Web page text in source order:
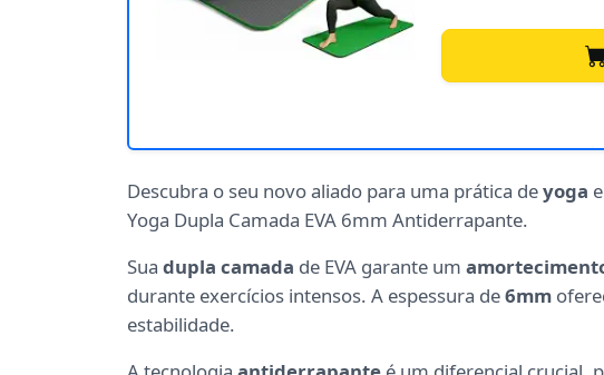
Descubra o seu novo aliado para uma prática deyoga e
Yoga Dupla Camada EVA 6mm Antiderrapante.
Sua dupla camada de EVA garante um
durante exercícios intensos. A espessura de6mm
estabilidade.